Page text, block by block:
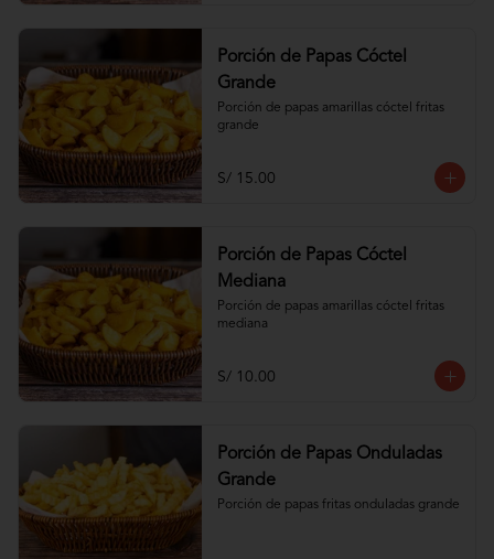
Porción de Papas Cóctel
Grande
Porción de papas amarillas cóctel fritas
grande
S/ 15.00
Porción de Papas Cóctel
Mediana
Porción de papas amarillas cóctel fritas
mediana
S/ 10.00
Porción de Papas Onduladas
Grande
Porción de papas fritas onduladas grande